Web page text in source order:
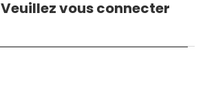
Veuillez vous connecter